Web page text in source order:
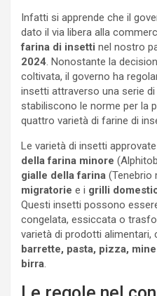
Infatti si apprende che il
dato il via libera alla
farina di insetti nel nostro
2024. Nonostante la
coltivata, il governo ha
insetti attraverso una serie
stabiliscono le norme per la
quattro varietà di farine di
Le varietà di insetti
della farina minore
gialle della farina (Tenebrio
migratorie e i grilli
Questi insetti possono
congelata, essiccata o
varietà di prodotti alimentari,
barrette, pasta, pizza,
birra.